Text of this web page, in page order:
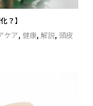
？】
ケア, 健康, 解説, 頭皮